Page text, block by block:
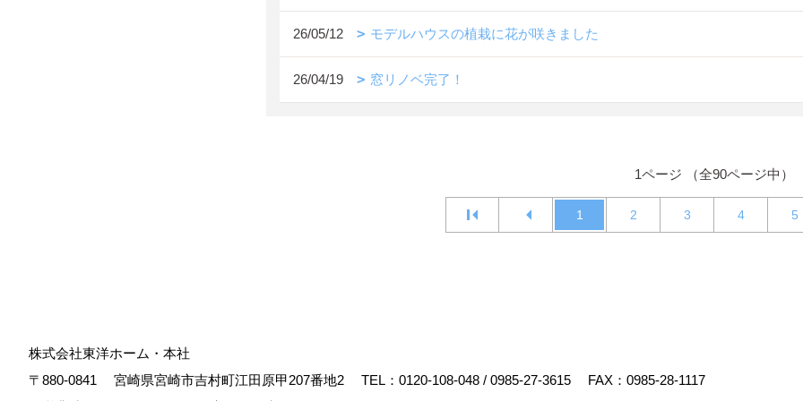
26/05/12 モデルハウスの植栽に花が咲きました
26/04/19 窓リノベ完了！
1ページ （全90ページ中）
1 2 3 4 5
株式会社東洋ホーム・本社
〒880-0841
宮崎県宮崎市吉村町江田原甲207番地2 TEL： 0120-108-048 / 0985-27-3615
FAX：0985-28-1117